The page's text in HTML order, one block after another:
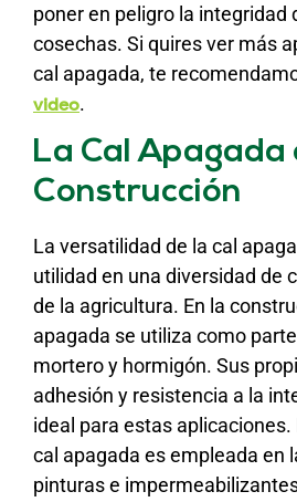
poner en peligro la integridad
cosechas. Si quires ver más
cal apagada, te
video.
La Cal Apagada
Construcción
La versatilidad de la cal
utilidad en una diversidad de
de la agricultura. En la
apagada se utiliza como
mortero y hormigón. Sus
adhesión y resistencia a la
ideal para estas aplicaciones.
cal apagada es empleada en
pinturas e